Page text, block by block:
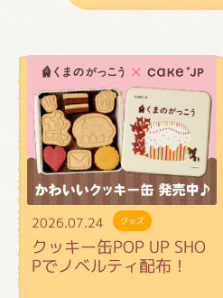
2026.07.24 グッズ
クッキー缶POP UP SHO
Pでノベルティ配布！